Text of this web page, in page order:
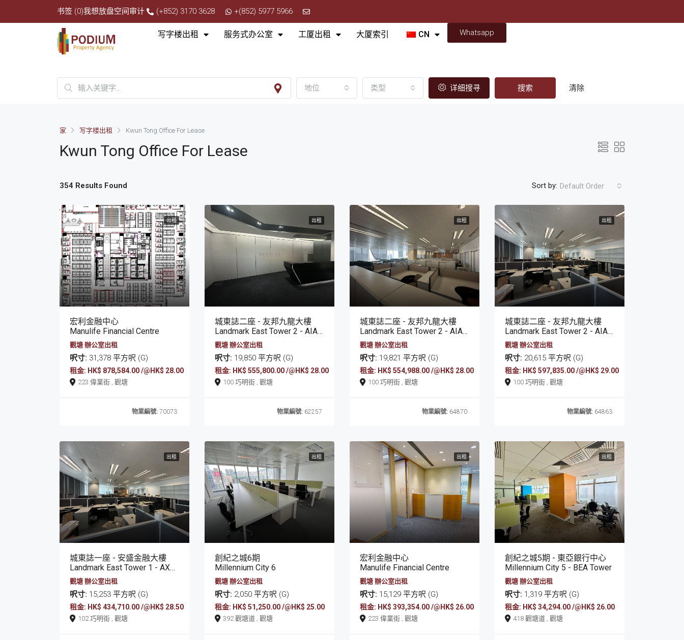
书签 (0)我想放盘空间审计 (+852) 3170 3628 +(852) 5977 5966
写字楼出租 服务式办公室 工厦出租 大厦索引 CN Whatsapp
地位 类型 详细搜寻 搜索 清除
家 写字楼出租 Kwun Tong Office For Lease
Kwun Tong Office For Lease
354 Results Found Sort by: Default Order
出租
宏利金融中心
Manulife Financial Centre
觀塘 辦公室出租
呎寸: 31,378 平方呎 (G)
租金: HK$ 878,584.00 /@HK$ 28.00
223 偉業街 , 觀塘
物業編號: 70073
出租
城東誌二座 - 友邦九龍大樓
Landmark East Tower 2 - AIA Kowloon Tower
觀塘 辦公室出租
呎寸: 19,850 平方呎 (G)
租金: HK$ 555,800.00 /@HK$ 28.00
100 巧明街 , 觀塘
物業編號: 62257
出租
城東誌二座 - 友邦九龍大樓
Landmark East Tower 2 - AIA Kowloon Tower
觀塘 辦公室出租
呎寸: 19,821 平方呎 (G)
租金: HK$ 554,988.00 /@HK$ 28.00
100 巧明街 , 觀塘
物業編號: 64870
出租
城東誌二座 - 友邦九龍大樓
Landmark East Tower 2 - AIA Kowloon Tower
觀塘 辦公室出租
呎寸: 20,615 平方呎 (G)
租金: HK$ 597,835.00 /@HK$ 29.00
100 巧明街 , 觀塘
物業編號: 64863
出租
城東誌一座 - 安盛金融大樓
Landmark East Tower 1 - AXA Tower
觀塘 辦公室出租
呎寸: 15,253 平方呎 (G)
租金: HK$ 434,710.00 /@HK$ 28.50
102 巧明街 , 觀塘
出租
創紀之城6期
Millennium City 6
觀塘 辦公室出租
呎寸: 2,050 平方呎 (G)
租金: HK$ 51,250.00 /@HK$ 25.00
392 觀塘道 , 觀塘
出租
宏利金融中心
Manulife Financial Centre
觀塘 辦公室出租
呎寸: 15,129 平方呎 (G)
租金: HK$ 393,354.00 /@HK$ 26.00
223 偉業街 , 觀塘
出租
創紀之城5期 - 東亞銀行中心
Millennium City 5 - BEA Tower
觀塘 辦公室出租
呎寸: 1,319 平方呎 (G)
租金: HK$ 34,294.00 /@HK$ 26.00
418 觀塘道 , 觀塘